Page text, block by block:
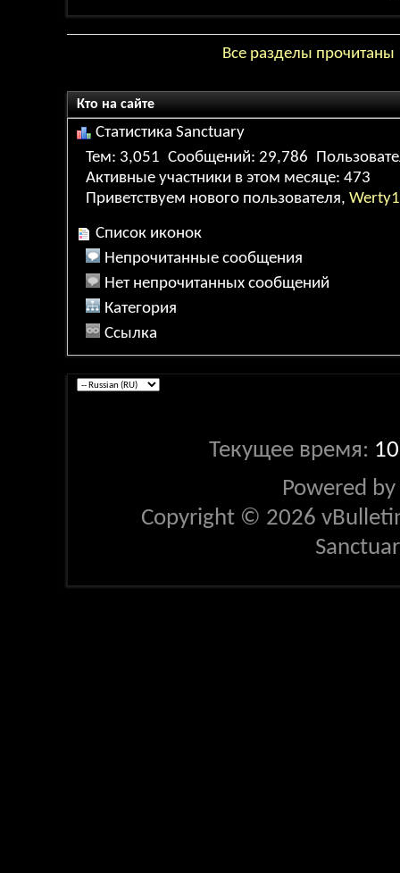
Все разделы прочитаны
Кто на сайте
Статистика Sanctuary
Тем 3,051 Сообщений 29,786
Активные участники в этом месяце 473
Приветствуем нового пользователя,
Список иконок
Непрочитанные сообщения
Нет непрочитанных сообщений
Категория
Ссылка
Текущее время:
Powered by
Copyright © 2026